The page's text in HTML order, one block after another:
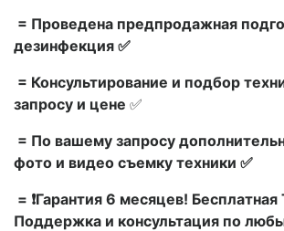
= Проведена предпродажная
дезинфекция ✅
= Консультирование и подбор
запросу и цене ✅
= По вашему запросу
фото и видео съемку техники ✅
= ❗Гарантия 6 месяцев! Бесплатная
Поддержка и консультация по